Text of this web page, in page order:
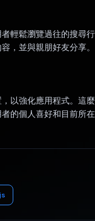
輕鬆瀏覽過往的搜尋行
，並與親朋好友分享。
以強化應用程式。這麼
的個人喜好和目前所在